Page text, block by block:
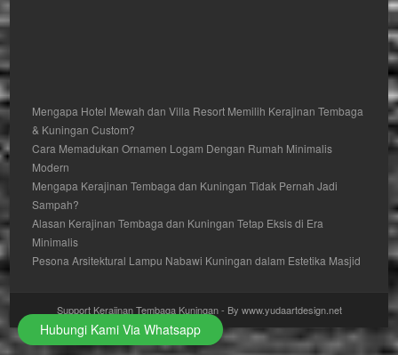
Hubungi Kami Via Whatsapp
Mengapa Hotel Mewah dan Villa Resort Memilih Kerajinan Tembaga
& Kuningan Custom?
Cara Memadukan Ornamen Logam Dengan Rumah Minimalis
Modern
Mengapa Kerajinan Tembaga dan Kuningan Tidak Pernah Jadi
Sampah?
Alasan Kerajinan Tembaga dan Kuningan Tetap Eksis di Era
Minimalis
Pesona Arsitektural Lampu Nabawi Kuningan dalam Estetika Masjid
Support Kerajinan Tembaga Kuningan - By www.yudaartdesign.net